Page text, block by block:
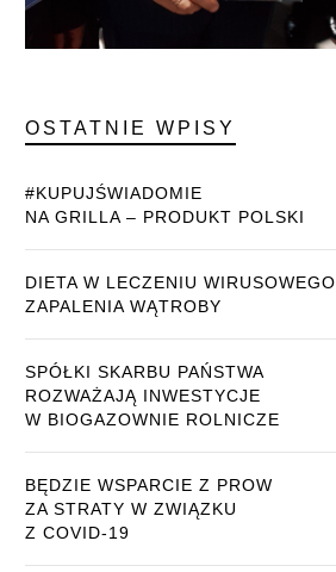
OSTATNIE WPISY
#KUPUJŚWIADOMIE
NA GRILLA – PRODUKT POLSKI
DIETA W LECZENIU WIRUSOWEGO
ZAPALENIA WĄTROBY
SPÓŁKI SKARBU PAŃSTWA
ROZWAŻAJĄ INWESTYCJE
W BIOGAZOWNIE ROLNICZE
BĘDZIE WSPARCIE Z PROW
ZA STRATY W ZWIĄZKU
Z COVID-19